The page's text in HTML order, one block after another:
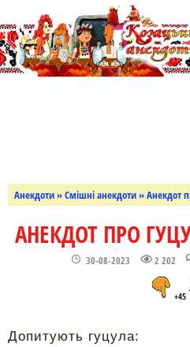
Анекдоти»Смішні анекдоти» Анекдот
АНЕКДОТ ПРО
30-08-2023 2 202
+45
Допитують гуцула: